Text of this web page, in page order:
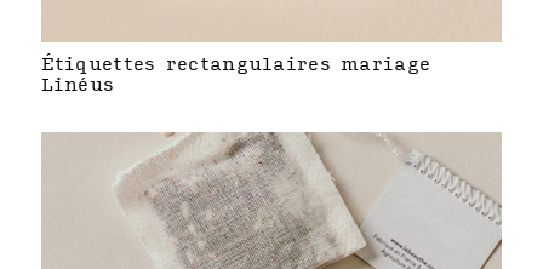
Étiquettes rectangulaires mariage
Linéus